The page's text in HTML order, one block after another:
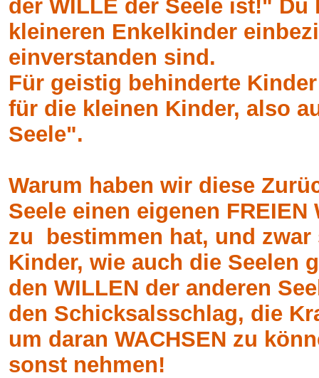
der WILLE der Seele ist!"
kleineren Enkelkinder
einverstanden sind.
Für geistig behinderte
für die kleinen Kinder, also
Seele".
Warum haben wir diese
Seele einen eigenen
zu bestimmen hat, und
Kinder, wie auch die Seelen
den WILLEN der anderen
den Schicksalsschlag, die
um daran WACHSEN zu
sonst nehmen!